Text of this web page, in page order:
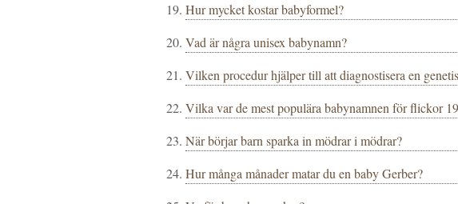
Hur mycket kostar babyformel?
Vad är några unisex babynamn?
Vilken procedur hjälper till att diagnostisera en
Vilka var de mest populära babynamnen för flickor
När börjar barn sparka in mödrar i mödrar?
Hur många månader matar du en baby Gerber?